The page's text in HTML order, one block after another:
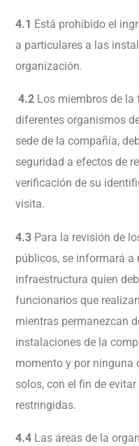
4.1 Está prohibido el
a particulares a las
organización.
4.2 Los miembros de la
diferentes organismos
sede de la compañía,
seguridad a efectos de
verificación de su
visita.
4.3 Para la revisión de
públicos, se informará a
infraestructura quien
funcionarios que
mientras permanezcan
instalaciones de la
momento y por ninguna
solos, con el fin de
restringidas.
4.4 Las áreas de la